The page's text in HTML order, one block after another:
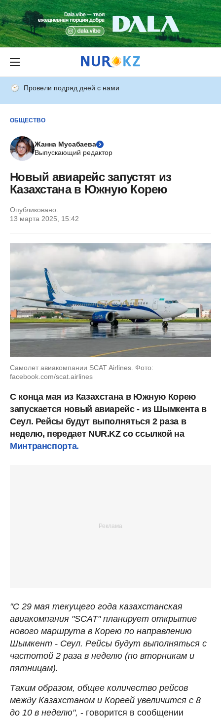
Провели подряд дней с нами
ОБЩЕСТВО
Жанна Мусабаева
Выпускающий редактор
Новый авиарейс запустят из
Казахстана в Южную Корею
Опубликовано:
13 марта 2025, 15:42
Самолет авиакомпании SCAT Airlines. Фото:
facebook.com/scat.airlines
С конца мая из Казахстана в Южную Корею
запускается новый авиарейс - из Шымкента в
Сеул. Рейсы будут выполняться 2 раза в
неделю, передает NUR.KZ со ссылкой на
Минтранспорта.
"С 29 мая текущего года казахстанская
авиакомпания "SCAT" планирует открытие
нового маршрута в Корею по направлению
Шымкент - Сеул. Рейсы будут выполняться с
частотой 2 раза в неделю (по вторникам и
пятницам).
Таким образом, общее количество рейсов
между Казахстаном и Кореей увеличится с 8
до 10 в неделю", - говорится в сообщении